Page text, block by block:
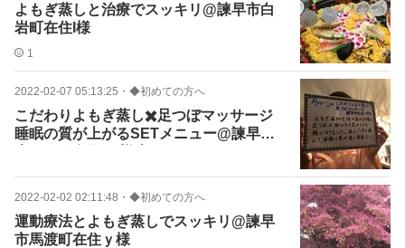
よもぎ蒸しと治療でスッキリ@諫早市白
岩町在住I様
1
2022-02-07 05:13:25 ・ ◆初めての方へ
こだわりよもぎ蒸し✖️足つぼマッサージ
睡眠の質が上がるSETメニュー@諫早市
2022-02-02 02:11:48 ・ ◆初めての方へ
運動療法とよもぎ蒸しでスッキリ@諫早
市馬渡町在住ｙ様